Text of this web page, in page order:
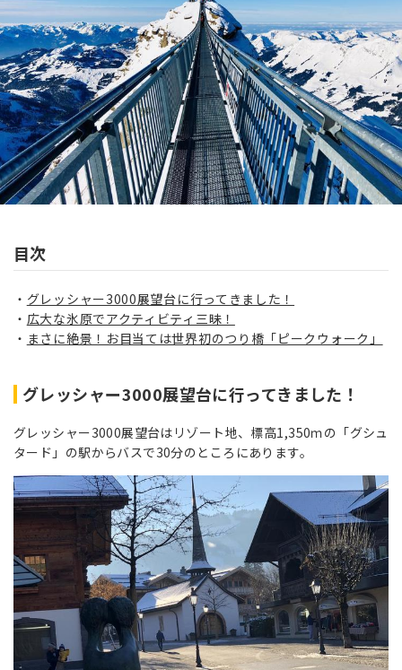
目次
グレッシャー3000展望台に行ってきました！
広大な氷原でアクティビティ三昧！
まさに絶景！お目当ては世界初のつり橋「ピークウォーク」
グレッシャー3000展望台に行ってきました！
グレッシャー3000展望台はリゾート地、標高1,350ｍの「グシュ
タード」の駅からバスで30分のところにあります。